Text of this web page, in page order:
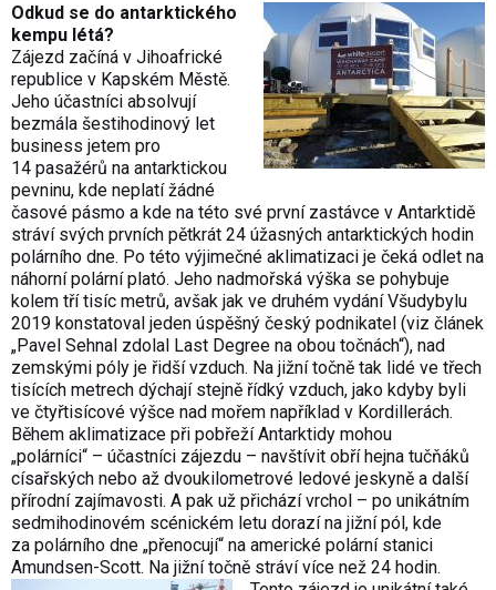
Odkud se do antarktického
kempu létá?
Zájezd začíná v Jihoafrické
republice v Kapském Městě.
Jeho účastníci absolvují
bezmála šestihodinový let
business jetem pro
14 pasažérů na antarktickou
pevninu, kde neplatí žádné
časové pásmo a kde na této své první zastávce v Antarktidě
stráví svých prvních pětkrát 24 úžasných antarktických hodin
polárního dne. Po této výjimečné aklimatizaci je čeká odlet na
náhorní polární plató. Jeho nadmořská výška se pohybuje
kolem tří tisíc metrů, avšak jak ve druhém vydání Všudybylu
2019 konstatoval jeden úspěšný český podnikatel (viz článek
„Pavel Sehnal zdolal Last Degree na obou točnách“), nad
zemskými póly je řidší vzduch. Na jižní točně tak lidé ve třech
tisících metrech dýchají stejně řídký vzduch, jako kdyby byli
ve čtyřtisícové výšce nad mořem například v Kordillerách.
Během aklimatizace při pobřeží Antarktidy mohou
„polárníci“ – účastníci zájezdu – navštívit obří hejna tučňáků
císařských nebo až dvoukilometrové ledové jeskyně a další
přírodní zajímavosti. A pak už přichází vrchol – po unikátním
sedmihodinovém scénickém letu dorazí na jižní pól, kde
za polárního dne „přenocují“ na americké polární stanici
Amundsen-Scott. Na jižní točně stráví více než 24 hodin.